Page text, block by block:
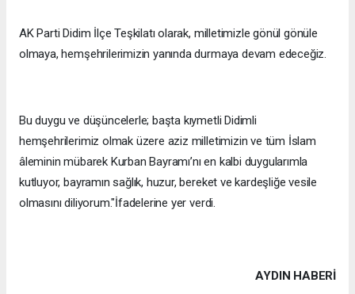
AK Parti Didim İlçe Teşkilatı olarak, milletimizle gönül gönüle
olmaya, hemşehrilerimizin yanında durmaya devam edeceğiz.
Bu duygu ve düşüncelerle; başta kıymetli Didimli
hemşehrilerimiz olmak üzere aziz milletimizin ve tüm İslam
âleminin mübarek Kurban Bayramı’nı en kalbi duygularımla
kutluyor, bayramın sağlık, huzur, bereket ve kardeşliğe vesile
olmasını diliyorum."İfadelerine yer verdi.
AYDIN HABERİ